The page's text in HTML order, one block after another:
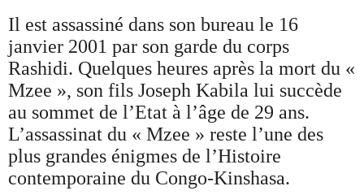
Il est assassiné dans son bureau le 16
janvier 2001 par son garde du corps
Rashidi. Quelques heures après la mort du «
Mzee », son fils Joseph Kabila lui succède
au sommet de l’Etat à l’âge de 29 ans.
L’assassinat du « Mzee » reste l’une des
plus grandes énigmes de l’Histoire
contemporaine du Congo-Kinshasa.